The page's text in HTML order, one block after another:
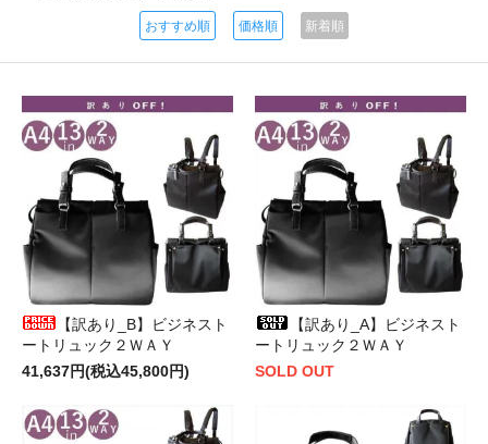
おすすめ順 価格順 新着順
【訳あり_B】ビジネスト
ートリュック２ＷＡＹ
41,637円(税込45,800円)
【訳あり_A】ビジネスト
ートリュック２ＷＡＹ
SOLD OUT